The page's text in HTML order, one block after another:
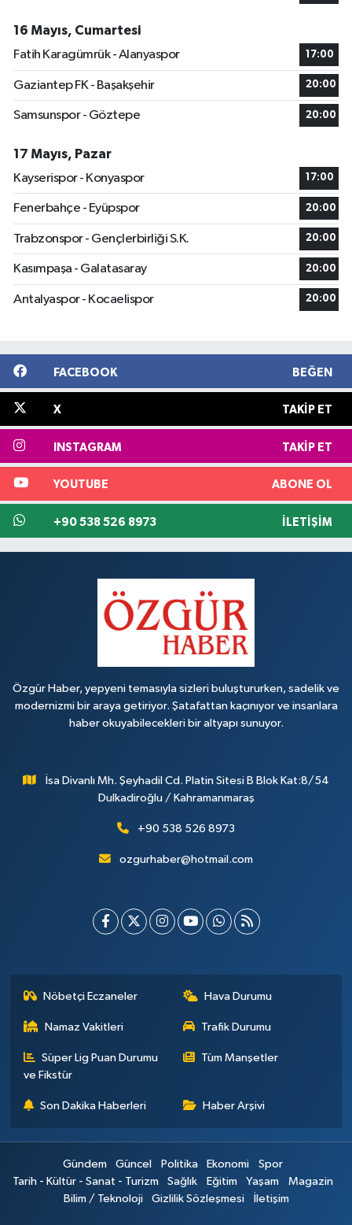
16 Mayıs, Cumartesi
Fatih Karagümrük - Alanyaspor
17:00
Gaziantep FK - Başakşehir 20:00
Samsunspor - Göztepe 20:00
17 Mayıs, Pazar
Kayserispor - Konyaspor
17:00
Fenerbahçe - Eyüpspor 20:00
Trabzonspor - Gençlerbirliği S.K. 20:00
Kasımpaşa - Galatasaray 20:00
Antalyaspor - Kocaelispor 20:00
FACEBOOK BEĞEN
X TAKIP ET
INSTAGRAM TAKIP ET
YOUTUBE ABONE OL
+90 538 526 8973 İLETIŞIM
Özgür Haber, yepyeni temasıyla sizleri buluştururken, sadelik ve
modernizmi bir araya getiriyor. Şatafattan kaçınıyor ve insanlara
haber okuyabilecekleri bir altyapı sunuyor.
İsa Divanlı Mh. Şeyhadil Cd. Platin Sitesi B Blok Kat:8/54
Dulkadiroğlu / Kahramanmaraş
+90 538 526 8973
ozgurhaber@hotmail.com
Nöbetçi Eczaneler Hava Durumu
Namaz Vakitleri Trafik Durumu
Süper Lig Puan Durumu
ve Fikstür
Tüm Manşetler
Son Dakika Haberleri Haber Arşivi
Gündem Güncel Politika Ekonomi
Spor
Tarih - Kültür - Sanat - Turizm
Sağlık Eğitim Yaşam
Magazin
Bilim / Teknoloji
Gizlilik Sözleşmesi İletişim